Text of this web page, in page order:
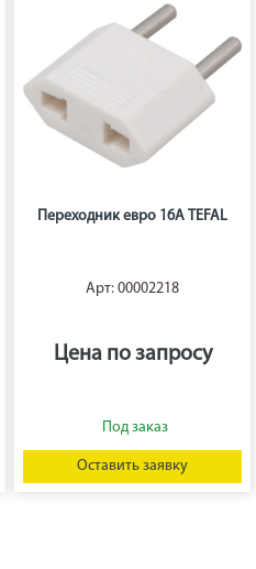
Переходник евро 16А TEFAL
Арт: 00002218
Цена по запросу
Оставить заявку